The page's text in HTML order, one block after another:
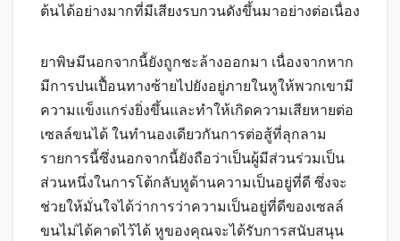
ต้นได้อย่างมากที่มีเสียงรบกวนดังขึ้นมาอย่างต่อเนื่อง
ยาพิษมีนอกจากนี้ยังถูกชะล้างออกมา เนื่องจากหาก
มีการปนเปื้อนทางซ้ายไปยังอยู่ภายในหูให้พวกเขามี
ความแข็งแกร่งยิ่งขึ้นและทำให้เกิดความเสียหายต่อ
เซลล์ขนได้ ในทำนองเดียวกันการต่อสู้ที่ลุกลาม
รายการนี้ซึ่งนอกจากนี้ยังถือว่าเป็นผู้มีส่วนร่วมเป็น
ส่วนหนึ่งในการโต้กลับหูด้านความเป็นอยู่ที่ดี ซึ่งจะ
ช่วยให้มั่นใจได้ว่าการว่าความเป็นอยู่ที่ดีของเซลล์
ขนไม่ได้คาดไว้ได้ หูของคุณจะได้รับการสนับสนุน